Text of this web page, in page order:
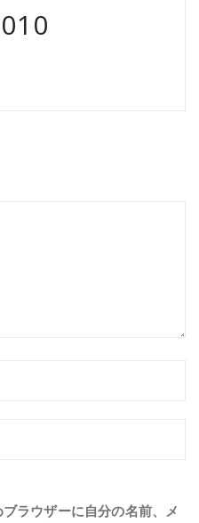
ラウザーに自分の名前、メ